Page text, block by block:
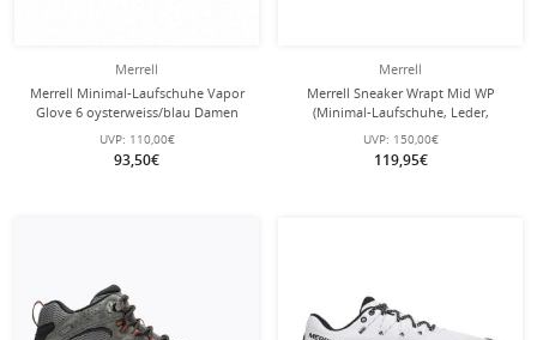
Merrell
Merrell Minimal-Laufschuhe Vapor
Glove 6 oysterweiss/blau Damen
UVP: 110,00€
93,50€
Merrell
Merrell Sneaker Wrapt Mid WP
(Minimal-Laufschuhe, Leder,
UVP: 150,00€
119,95€